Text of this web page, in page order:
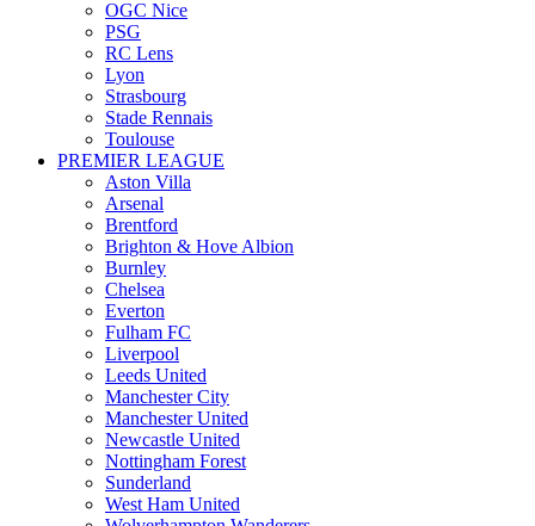
OGC Nice
PSG
RC Lens
Lyon
Strasbourg
Stade Rennais
Toulouse
PREMIER LEAGUE
Aston Villa
Arsenal
Brentford
Brighton & Hove Albion
Burnley
Chelsea
Everton
Fulham FC
Liverpool
Leeds United
Manchester City
Manchester United
Newcastle United
Nottingham Forest
Sunderland
West Ham United